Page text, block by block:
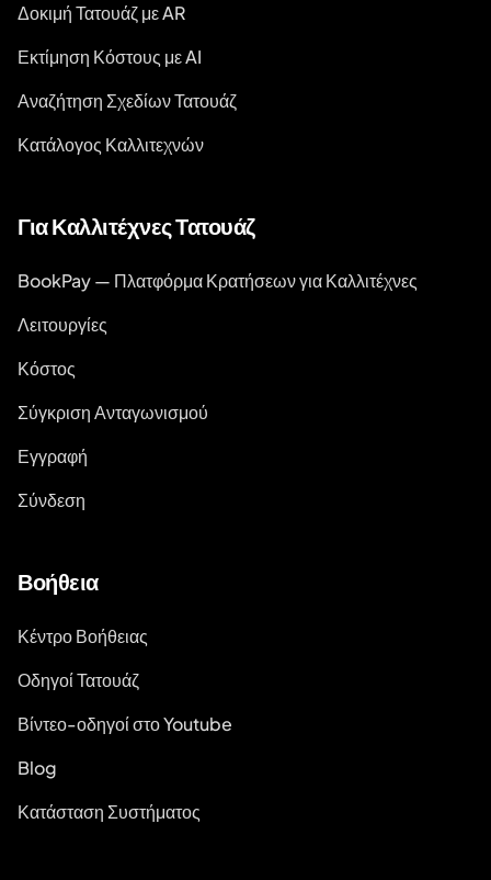
Δοκιμή Τατουάζ με AR
Εκτίμηση Κόστους με AI
Αναζήτηση Σχεδίων Τατουάζ
Κατάλογος Καλλιτεχνών
Για Καλλιτέχνες Τατουάζ
BookPay — Πλατφόρμα Κρατήσεων για Καλλιτέχνες
Λειτουργίες
Κόστος
Σύγκριση Ανταγωνισμού
Εγγραφή
Σύνδεση
Βοήθεια
Κέντρο Βοήθειας
Οδηγοί Τατουάζ
Βίντεο-οδηγοί στο Youtube
Blog
Κατάσταση Συστήματος